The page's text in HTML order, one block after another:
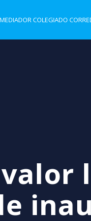
MEDIADOR COLEGIADO